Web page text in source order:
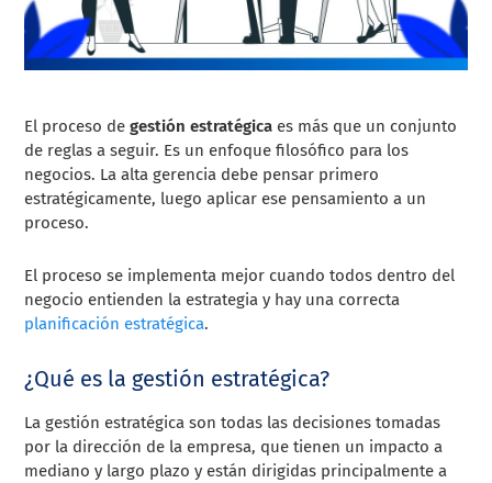
El proceso degestión estratégica es más que un conjunto
de reglas a seguir. Es un enfoque filosófico para los
negocios. La alta gerencia debe pensar primero
estratégicamente, luego aplicar ese pensamiento a un
proceso.
El proceso se implementa mejor cuando todos dentro del
negocio entienden la estrategia y hay una correcta
planificación estratégica.
¿Qué es la gestión estratégica?
La gestión estratégica son todas las decisiones tomadas
por la dirección de la empresa, que tienen un impacto a
mediano y largo plazo y están dirigidas principalmente a